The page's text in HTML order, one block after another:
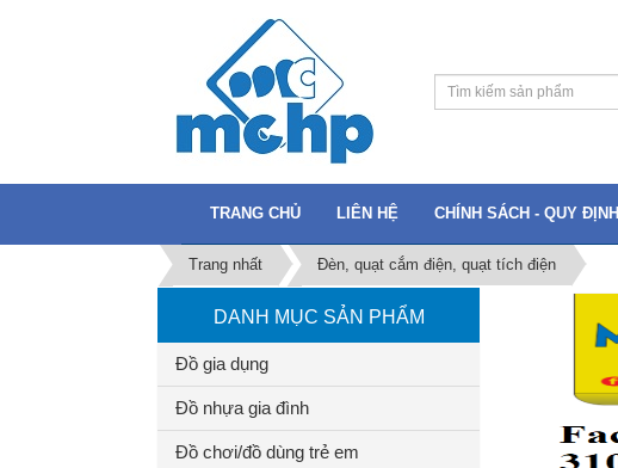
TRANG CHỦ LIÊN HỆ CHÍNH SÁCH - QUY ĐỊNH
Trang nhất Đèn, quạt cắm điện, quạt tích điện
DANH MỤC SẢN PHẨM
Đồ gia dụng
Đồ nhựa gia đình
Đồ chơi/đồ dùng trẻ em